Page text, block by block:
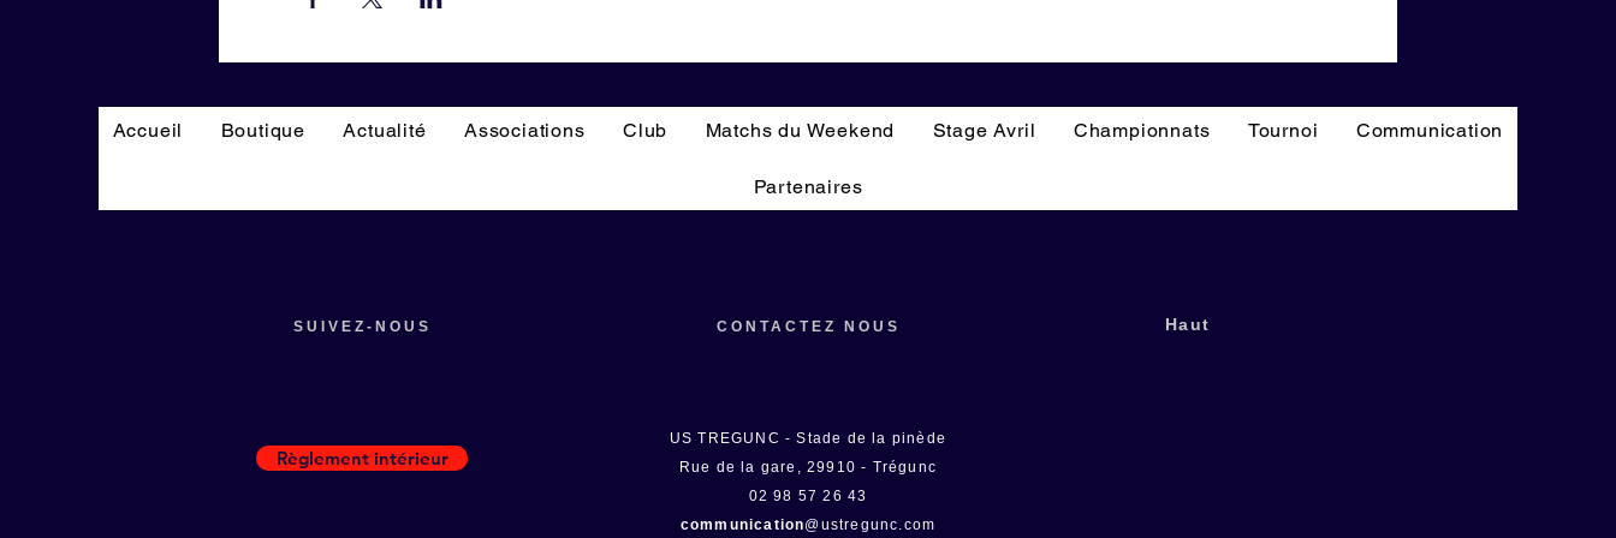
Accueil Boutique Actualité Associations Club Matchs du Weekend Stage Avril Championnats Tournoi Communication
Partenaires
SUIVEZ-NOUS
Règlement intérieur
CONTACTEZ NOUS
US TREGUNC - Stade de la pinède
Rue de la gare, 29910 - Trégunc
02 98 57 26 43
communication@ustregunc.com
Haut